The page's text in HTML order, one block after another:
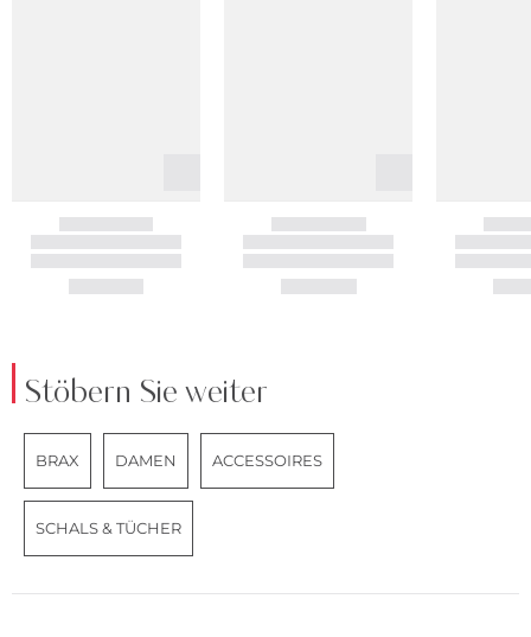
Stöbern Sie weiter
BRAX DAMEN ACCESSOIRES
SCHALS & TÜCHER